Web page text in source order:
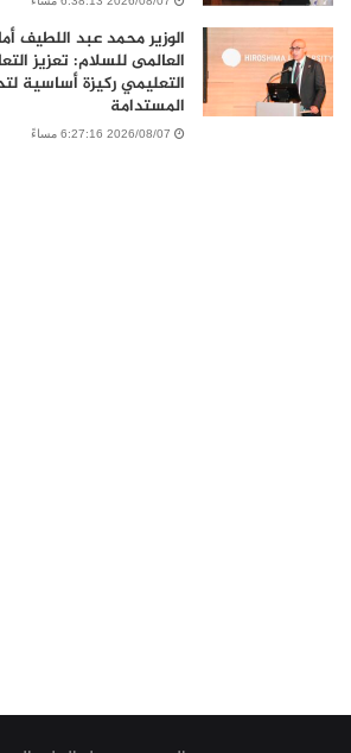
الوزير محمد عبد اللطيف
العالمى للسلام: تعزيز
التعليمي ركيزة أساسية
المستدامة
2026/08/07 6:27:16 مساءً